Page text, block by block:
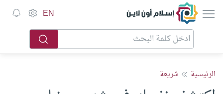
إسلام أون لاين EN
الرئيسية شريعة